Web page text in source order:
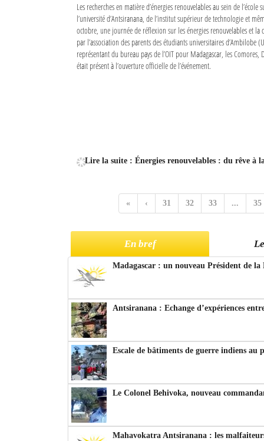
Les recherches en matière d’énergies renouvelables au sein de
l’université d’Antsiranana, de l’institut supérieur de technologie et
octobre, une journée de réflexion sur les énergies renouvelables et la
par l’association des parents des étudiants universitaires d’Ambilobe
représentant du bureau pays de l’OIT pour Madagascar, les
était présent à l’ouverture officielle de l’événement.
Lire la suite : Énergies renouvelables : du rêve à
« ‹ 31 32 33 ... 35
En bref
Madagascar : un nouveau Président de
Antsiranana : Echange d’expériences
Escale de bâtiments de guerre indiens au
Le Colonel Behivoka, nouveau
Mahavokatra Antsiranana : les